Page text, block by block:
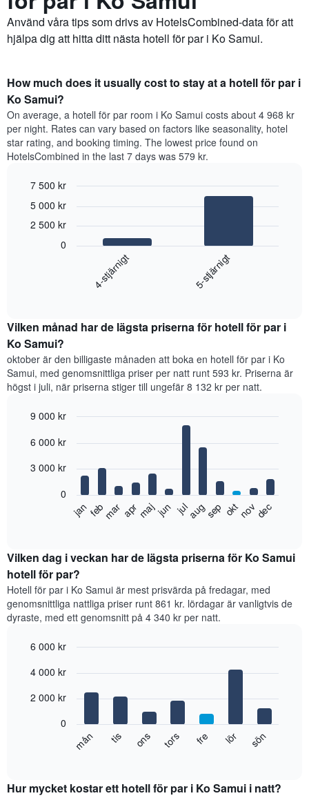
Använd våra tips som drivs av HotelsCombined-data för att
hjälpa dig att hitta ditt nästa hotell för par i Ko Samui.
How much does it usually cost to stay at a hotell för par i
Ko Samui?
On average, a hotell för par room i Ko Samui costs about 4 968 kr
per night. Rates can vary based on factors like seasonality, hotel
star rating, and booking timing. The lowest price found on
HotelsCombined in the last 7 days was 579 kr.
Bar
chart
with
priset
för
ett
dubbelrum
under
de
sammanställt
antalet
Diagrammet
som
visar
hotellkategorier
utifrån
antalet
stjärnor.
har
Y-
axel
som
genomsnittspriset
under
Chart
graphic.
4-stjärnigt 5-stjärnigt
0
2 500 kr
5 000 kr
7 500 kr
Vilken månad har de lägsta priserna för hotell för par i
Ko Samui?
oktober är den billigaste månaden att boka en hotell för par i Ko
Samui, med genomsnittliga priser per natt runt 593 kr. Priserna är
högst i juli, när priserna stiger till ungefär 8 132 kr per natt.
chart
12
bars.
Diagrammet
rumspriset
månad
för
månad.
Diagrammet
har
X-
som
månaderna.
visar
graphic.
janfebmaraprmajjun julaugsep oktnovdec
0
3 000 kr
6 000 kr
9 000 kr
Vilken dag i veckan har de lägsta priserna för Ko Samui
hotell för par?
Hotell för par i Ko Samui är mest prisvärda på fredagar, med
genomsnittliga nattliga priser runt 861 kr. lördagar är vanligtvis de
dyraste, med ett genomsnitt på 4 340 kr per natt.
chart
rumspriset
graphic.
mån tis ons tors fre lör sön
0
2 000 kr
4 000 kr
6 000 kr
Hur mycket kostar ett hotell för par i Ko Samui i natt?